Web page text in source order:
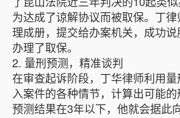
为达成了谅解协议而被取保。丁
理成册，提交给办案机关，成功
办理了取保。
2. 量刑预测，精准谈判
在审查起诉阶段，丁华律师利用
入案件的各种情节，计算出可能
预测结果在3年以下，他就会据此